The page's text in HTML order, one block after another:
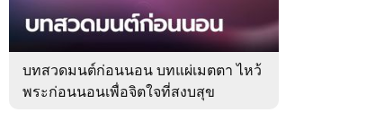
บทสวดมนต์ก่อนนอน บทแผ่เมตตา ไหว้
พระก่อนนอนเพื่อจิตใจที่สงบสุข